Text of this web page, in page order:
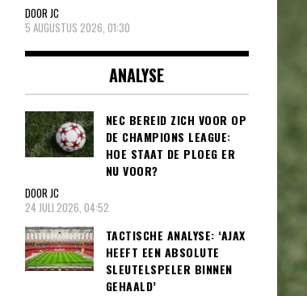
DOOR JC
5 AUGUSTUS 2026, 01:30
ANALYSE
NEC BEREID ZICH VOOR OP
DE CHAMPIONS LEAGUE:
HOE STAAT DE PLOEG ER
NU VOOR?
DOOR JC
24 JULI 2026, 04:52
TACTISCHE ANALYSE: ‘AJAX
HEEFT EEN ABSOLUTE
SLEUTELSPELER BINNEN
GEHAALD’